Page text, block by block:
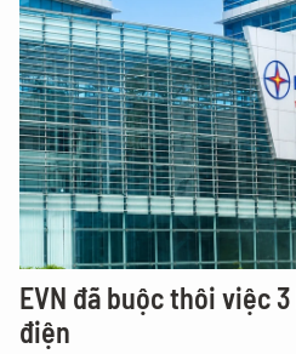
EVN đã buộc thôi việc
điện